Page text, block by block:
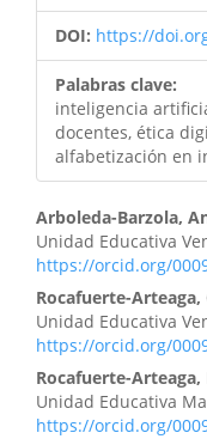
DOI: https://
Palabras clave:
inteligencia
docentes, ética
alfabetización en
Arboleda-Barzola,
Unidad Educativa
https://orcid.org/
Rocafuerte-Arteaga,
Unidad Educativa
https://orcid.org/
Rocafuerte-
Unidad Educativa
https://orcid.org/